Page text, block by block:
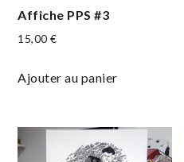
Affiche PPS #3
15,00€
Ajouter au panier